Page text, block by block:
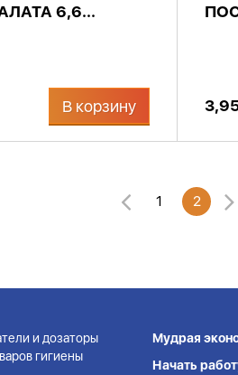
6,6...
В корзину
1 2
и дозаторы
гигиены
Мудрая
Начать